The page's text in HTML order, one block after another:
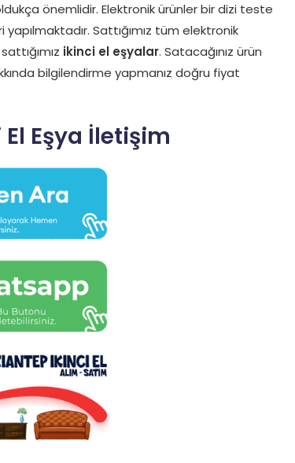
önemlidir. Elektronik ürünler bir dizi teste
Sattığımız tüm elektronik
ikinci el eşyalar. Satacağınız ürün
bilgilendirme yapmanız doğru fiyat
Eşya İletişim